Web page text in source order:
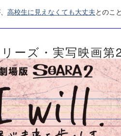
高校生に見えなくても大丈夫とのこ
ーズ・実写映画第